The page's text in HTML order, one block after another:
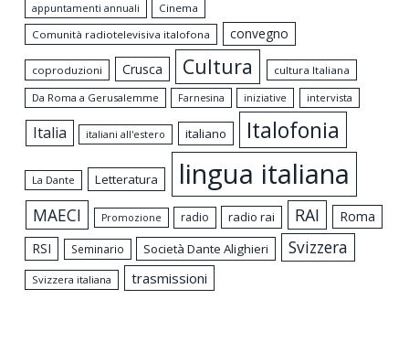
appuntamenti annuali
Cinema
Comunità radiotelevisiva italofona
convegno
coproduzioni Crusca Cultura
cultura Italiana
Da Roma a Gerusalemme
Farnesina iniziative intervista
Italia italiani all'estero italiano Italofonia
La Dante Letteratura lingua italiana
MAECI Promozione radio radio rai RAI
Roma
RSI
Seminario Società Dante Alighieri Svizzera
Svizzera italiana trasmissioni